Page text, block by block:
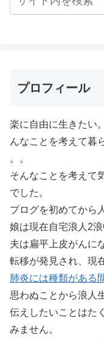
プロフィール
楽に自由に生きたい
んなことを考えて暮
。。
そんなことを考えて
でした。
プログを初めてから
娘は現在自宅浪人2浪
夫は扁平上皮がんに
転移が発見され、現
肺炎には種類がある
思わぬことから浪人
伝えしたいことはた
みません。